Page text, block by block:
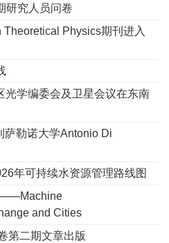
研究人员问卷
Physics期刊进入
光学编委会及卫星会议在东南
萨勒诺大学Antonio Di
年可持续水资源管理路线图
——Machine
and Cities
第二期文章出版